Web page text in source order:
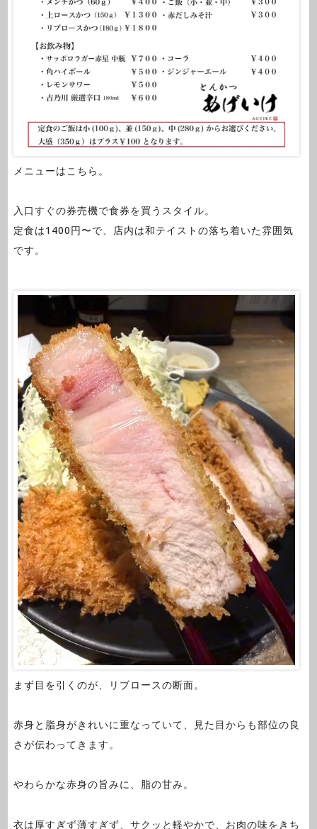
メニューはこちら。
入口すぐの券売機で食券を買うスタイル。
定食は1400円〜で、店内は和テイストの落ち着いた雰囲気
です。
まず目を引くのが、リブロースの断面。
赤身と脂身がきれいに重なっていて、見た目からも部位の良
さが伝わってきます。
やわらかな赤身の旨みに、脂の甘み。
衣は厚すぎず薄すぎず、サクッと軽やかで、お肉の味をきち